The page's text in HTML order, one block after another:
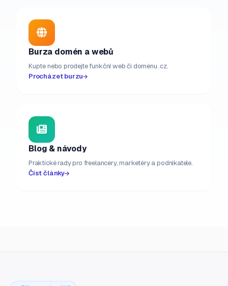
Burza domén a webů
Kupte nebo prodejte funkční web či doménu .cz.
Procházet burzu
Blog & návody
Praktické rady pro freelancery, marketéry a podnikatele.
Číst články